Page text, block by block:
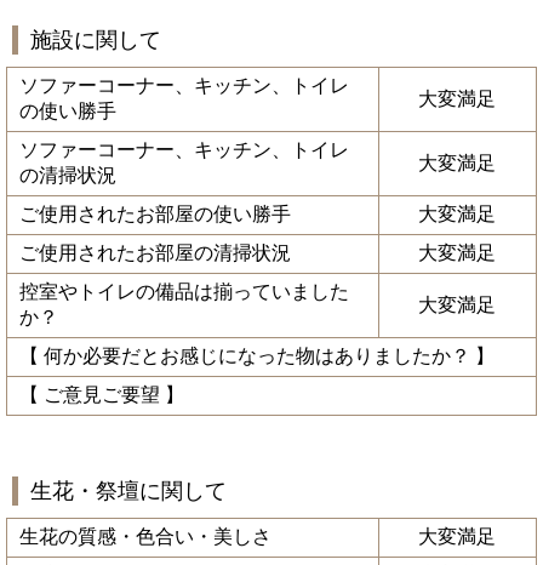
施設に関して
ソファーコーナー、キッチン、トイレ
の使い勝手
大変満足
ソファーコーナー、キッチン、トイレ
の清掃状況
大変満足
ご使用されたお部屋の使い勝手
大変満足
ご使用されたお部屋の清掃状況
大変満足
控室やトイレの備品は揃っていました
か？
大変満足
【 何か必要だとお感じになった物はありましたか？ 】
【 ご意見ご要望 】
生花・祭壇に関して
生花の質感・色合い・美しさ
大変満足